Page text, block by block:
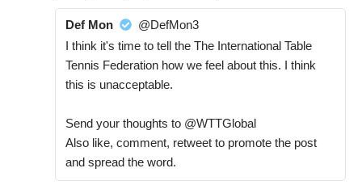
Def Mon
@DefMon3
I think it's time to tell the The International Table
Tennis Federation how we feel about this. I think
this is unacceptable.
Send your thoughts to @WTTGlobal
Also like, comment, retweet to promote the post
and spread the word.